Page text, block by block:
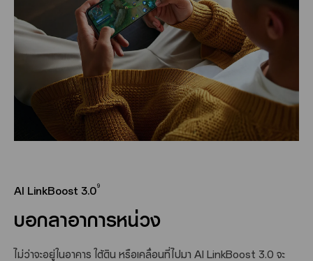
AI LinkBoost 3.09
บอกลาอาการหน่วง
ไม่ว่าจะอยู่ในอาคาร ใต้ดิน หรือเคลื่อนที่ไปมา AI LinkBoost 3.0 จะ